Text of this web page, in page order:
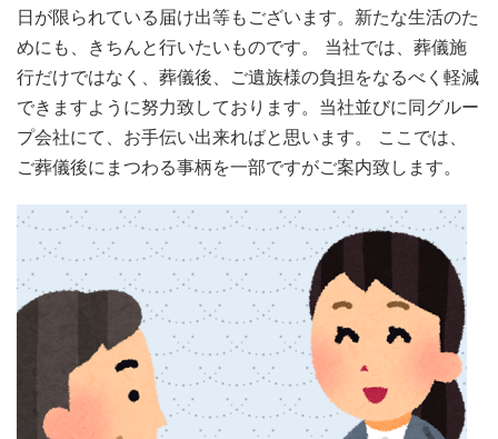
日が限られている届け出等もございます。新たな生活のた
めにも、きちんと行いたいものです。 当社では、葬儀施
行だけではなく、葬儀後、ご遺族様の負担をなるべく軽減
できますように努力致しております。当社並びに同グルー
プ会社にて、お手伝い出来ればと思います。 ここでは、
ご葬儀後にまつわる事柄を一部ですがご案内致します。